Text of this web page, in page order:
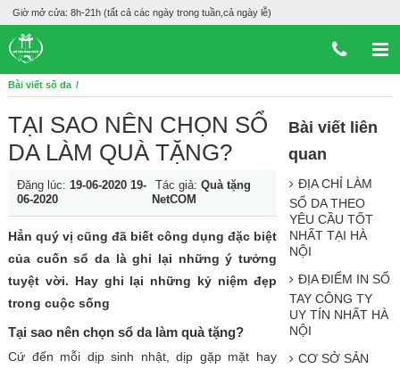
Giờ mở cửa: 8h-21h (tất cả các ngày trong tuần,cả ngày lễ)
Bài viết số da
TẠI SAO NÊN CHỌN SỔ
DA LÀM QUÀ TẶNG?
Đăng lúc: 19-06-2020 19-
06-2020
Tác giả: Quà tặng
NetCOM
Hẳn quý vị cũng đã biết công dụng đặc biệt
của cuốn sổ da là ghi lại những ý tưởng
tuyệt vời. Hay ghi lại những kỷ niệm đẹp
trong cuộc sống
Tại sao nên chọn sổ da làm quà tặng?
Cứ đến mỗi dịp sinh nhật, dịp gặp mặt hay
Bài viết liên
quan
ĐỊA CHỈ LÀM
SỔ DA THEO
YÊU CẦU TỐT
NHẤT TẠI HÀ
NỘI
ĐỊA ĐIỂM IN SỔ
TAY CÔNG TY
UY TÍN NHẤT HÀ
NỘI
CƠ SỞ SẢN